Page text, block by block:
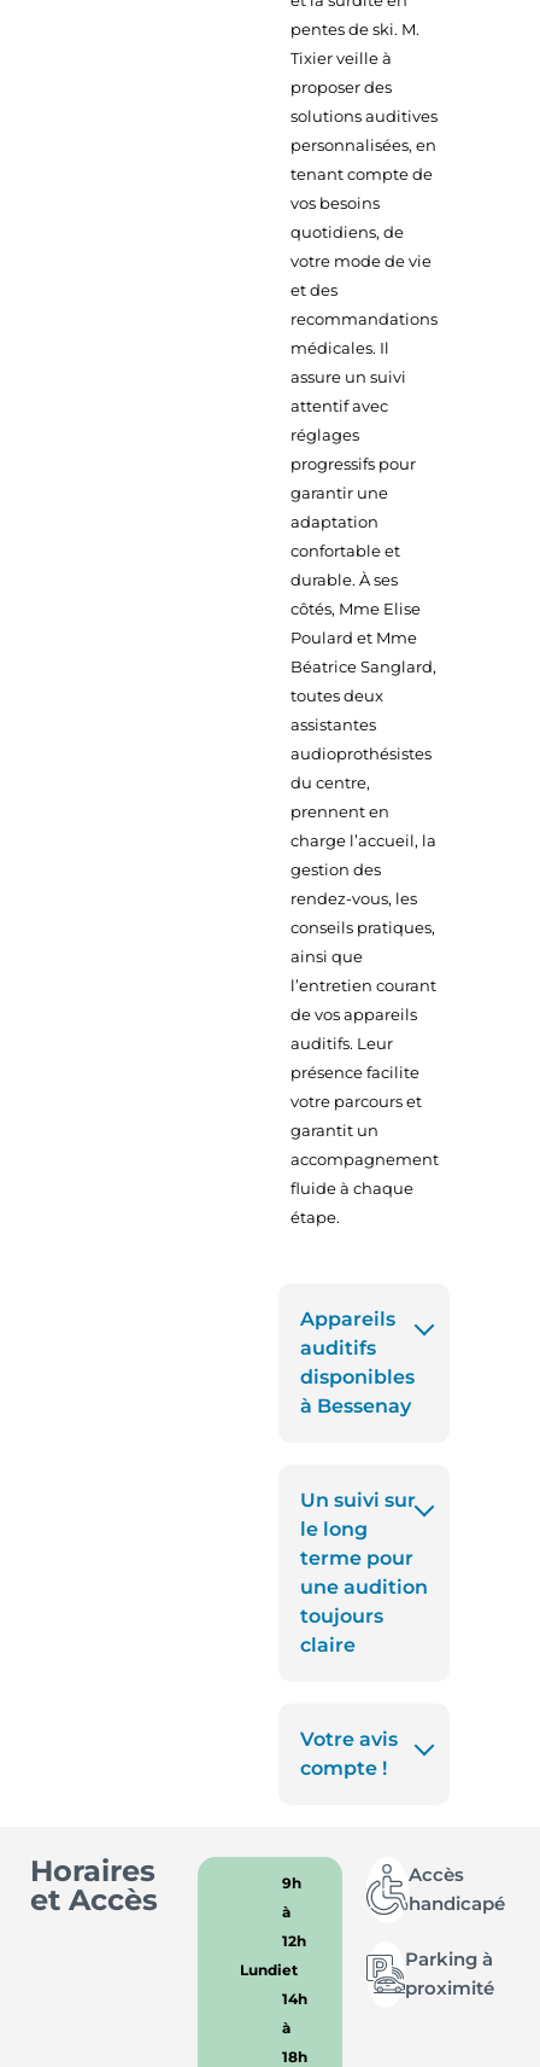
pentes de ski. M.
Tixier veille à
proposer des
solutions auditives
personnalisées, en
tenant compte de
vos besoins
quotidiens, de
votre mode de vie
et des
recommandations
médicales. Il
assure un suivi
attentif avec
réglages
progressifs pour
garantir une
adaptation
confortable et
durable. À ses
côtés, Mme Elise
Poulard et Mme
Béatrice Sanglard,
toutes deux
assistantes
audioprothésistes
du centre,
prennent en
charge l’accueil, la
gestion des
rendez-vous, les
conseils pratiques,
ainsi que
l’entretien courant
de vos appareils
auditifs. Leur
présence facilite
votre parcours et
garantit un
accompagnement
fluide à chaque
étape.
Appareils
auditifs
disponibles
à Bessenay
Un suivi sur
le long
terme pour
une audition
toujours
claire
Votre avis
compte !
Horaires
et Accès
Lundi
9h
à
12h
et
14h
à
18h
Accès
handicapé
Parking à
proximité